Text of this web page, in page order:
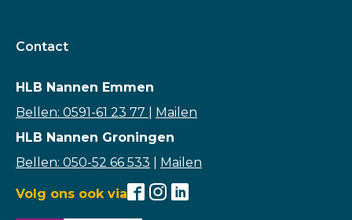
Contact
HLB Nannen Emmen
Bellen: 0591-61 23 77
Mailen
HLB Nannen Groningen
Bellen: 050-52 66 533
Mailen
Volg ons ook via